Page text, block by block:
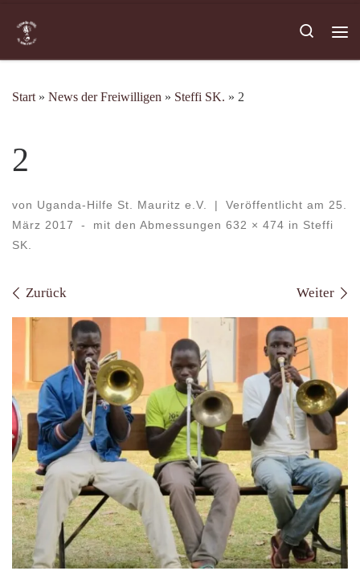
Zum Inhalt springen
Search
Start » News der Freiwilligen » Steffi SK. » 2
2
von Uganda-Hilfe St. Mauritz e.V. | Veröffentlicht am 25.
März 2017
- mit den Abmessungen 632 × 474 in Steffi
SK.
Bilder Navigation
Zurück Weiter